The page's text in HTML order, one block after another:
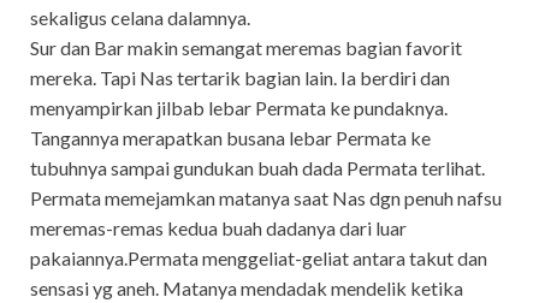
sekaligus celana dalamnya.
Sur dan Bar makin semangat meremas bagian favorit
mereka. Tapi Nas tertarik bagian lain. Ia berdiri dan
menyampirkan jilbab lebar Permata ke pundaknya.
Tangannya merapatkan busana lebar Permata ke
tubuhnya sampai gundukan buah dada Permata terlihat.
Permata memejamkan matanya saat Nas dgn penuh nafsu
meremas-remas kedua buah dadanya dari luar
pakaiannya.Permata menggeliat-geliat antara takut dan
sensasi yg aneh. Matanya mendadak mendelik ketika